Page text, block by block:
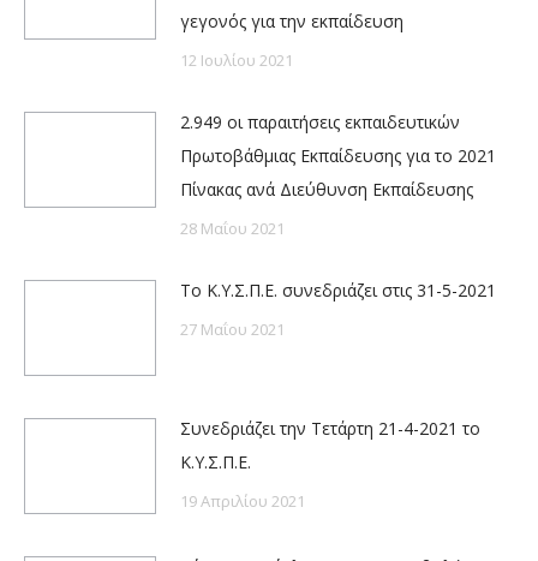
γεγονός για την εκπαίδευση
12 Ιουλίου 2021
2.949 οι παραιτήσεις εκπαιδευτικών
Πρωτοβάθμιας Εκπαίδευσης για το 2021
Πίνακας ανά Διεύθυνση Εκπαίδευσης
28 Μαΐου 2021
Το Κ.Υ.Σ.Π.Ε. συνεδριάζει στις 31-5-2021
27 Μαΐου 2021
Συνεδριάζει την Τετάρτη 21-4-2021 το
Κ.Υ.Σ.Π.Ε.
19 Απριλίου 2021